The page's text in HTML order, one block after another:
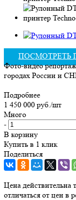
ПОСМОТРЕТЬ
Фото-видео
городах России и
Подробнее
1 450 000 руб./шт
Много
-
В корзину
Купить в 1 клик
Поделиться
Цена действительна
отличаться от цен в